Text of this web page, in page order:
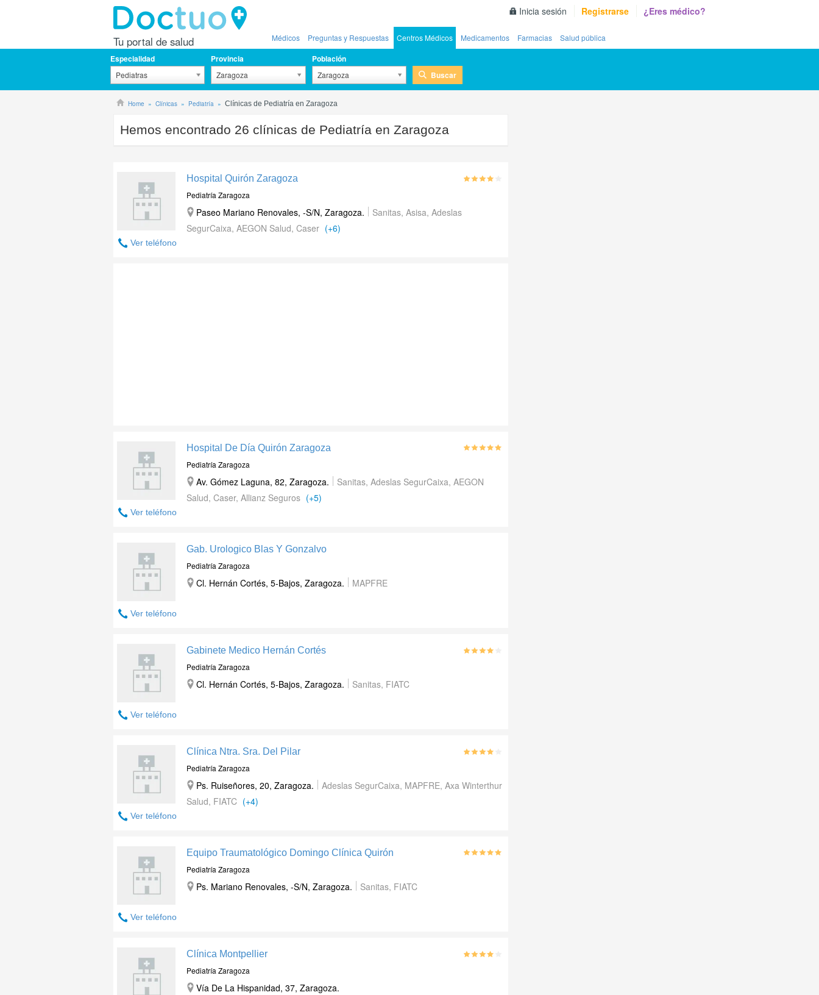
Tu portal de salud
Inicia sesión Registrarse ¿Eres médico?
Médicos Preguntas y Respuestas Centros Médicos Medicamentos Farmacias Salud pública
Especialidad
Pediatras
Provincia
Zaragoza
Población
Zaragoza Buscar
Home Clínicas Pediatría Clínicas de Pediatría en Zaragoza
Hemos encontrado 26 clínicas de Pediatría en Zaragoza
Ver teléfono
Hospital Quirón Zaragoza
Pediatría Zaragoza
Paseo Mariano Renovales, -S/N, Zaragoza.
Sanitas, Asisa, Adeslas
SegurCaixa, AEGON Salud, Caser (+6)
Ver teléfono
Hospital De Día Quirón Zaragoza
Pediatría Zaragoza
Av. Gómez Laguna, 82, Zaragoza.
Sanitas, Adeslas SegurCaixa, AEGON
Salud, Caser, Allianz Seguros (+5)
Ver teléfono
Gab. Urologico Blas Y Gonzalvo
Pediatría Zaragoza
Cl. Hernán Cortés, 5-Bajos, Zaragoza. MAPFRE
Ver teléfono
Gabinete Medico Hernán Cortés
Pediatría Zaragoza
Cl. Hernán Cortés, 5-Bajos, Zaragoza. Sanitas, FIATC
Ver teléfono
Clínica Ntra. Sra. Del Pilar
Pediatría Zaragoza
Ps. Ruiseñores, 20, Zaragoza.
Adeslas SegurCaixa, MAPFRE, Axa Winterthur
Salud, FIATC (+4)
Ver teléfono
Equipo Traumatológico Domingo Clínica Quirón
Pediatría Zaragoza
Ps. Mariano Renovales, -S/N, Zaragoza. Sanitas, FIATC
Clínica Montpellier
Pediatría Zaragoza
Vía De La Hispanidad, 37, Zaragoza.